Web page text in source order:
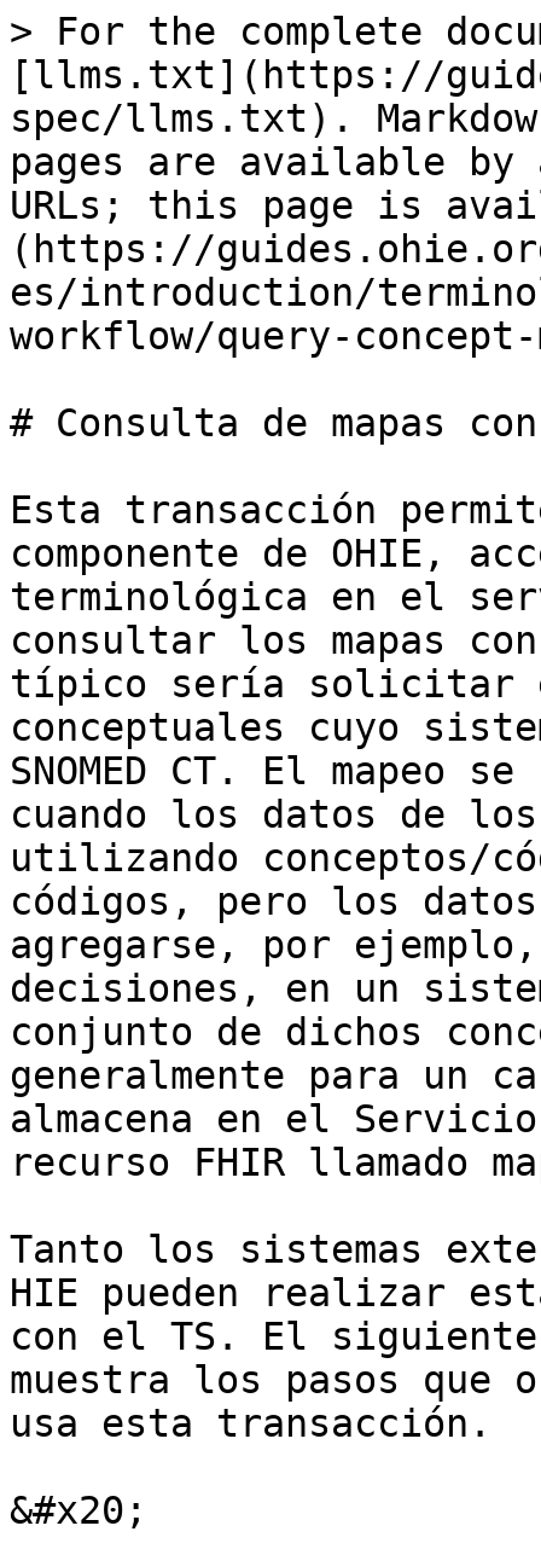
> For the complete
[llms.txt](https://
spec/llms.txt).
pages are available by
URLs; this page is
(https://
es/introduction/
workflow/query-concept-
# Consulta de mapas
Esta transacción
componente de OHIE,
terminológica en el
consultar los mapas
típico sería solicitar
conceptuales cuyo
SNOMED CT. El mapeo
cuando los datos de
utilizando conceptos/
códigos, pero los
agregarse, por
decisiones, en un
conjunto de dichos
generalmente para un
almacena en el
recurso FHIR llamado
Tanto los sistemas
HIE pueden realizar
con el TS. El siguiente
muestra los pasos que
usa esta transacción.
&#x20;